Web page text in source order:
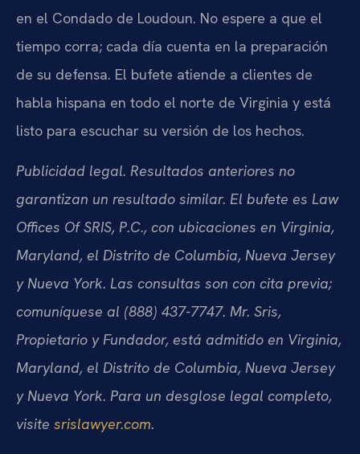
en el Condado de Loudoun. No espere a que el
tiempo corra; cada día cuenta en la preparación
de su defensa. El bufete atiende a clientes de
habla hispana en todo el norte de Virginia y está
listo para escuchar su versión de los hechos.
Publicidad legal. Resultados anteriores no
garantizan un resultado similar. El bufete es Law
Offices Of SRIS, P.C., con ubicaciones en Virginia,
Maryland, el Distrito de Columbia, Nueva Jersey
y Nueva York. Las consultas son con cita previa;
comuníquese al (888) 437-7747. Mr. Sris,
Propietario y Fundador, está admitido en Virginia,
Maryland, el Distrito de Columbia, Nueva Jersey
y Nueva York. Para un desglose legal completo,
visite srislawyer.com.